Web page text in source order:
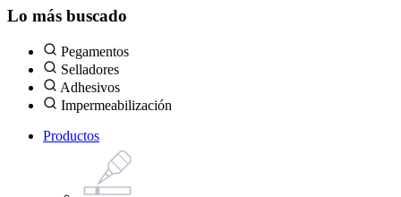
Lo más buscado
Pegamentos
Selladores
Adhesivos
Impermeabilización
Productos